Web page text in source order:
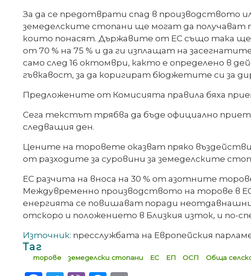
За да се предотврати спад в
земеделските стопани ще могат да получават
които понасят. Държавите от ЕС също така
от 70 % на 75 % и да ги изплащат на
само след 16 октомври, както е определено в
гъвкавост, за да коригират бюджетите си за
Предложените от Комисията правила бяха
Сега текстът трябва да бъде официално приет
следващия ден.
Цените на торовете оказват пряко
от разходите за суровини за земеделските
ЕС разчита на вноса на 30 % от азотните
Междувременно производството на торове в
енергията се повишават поради
отскоро и положението в Близкия изток, и по-
Източник: пресслужбата на Европейския
Таг
торове земеделски стопани ЕС ЕП ОСП Обща